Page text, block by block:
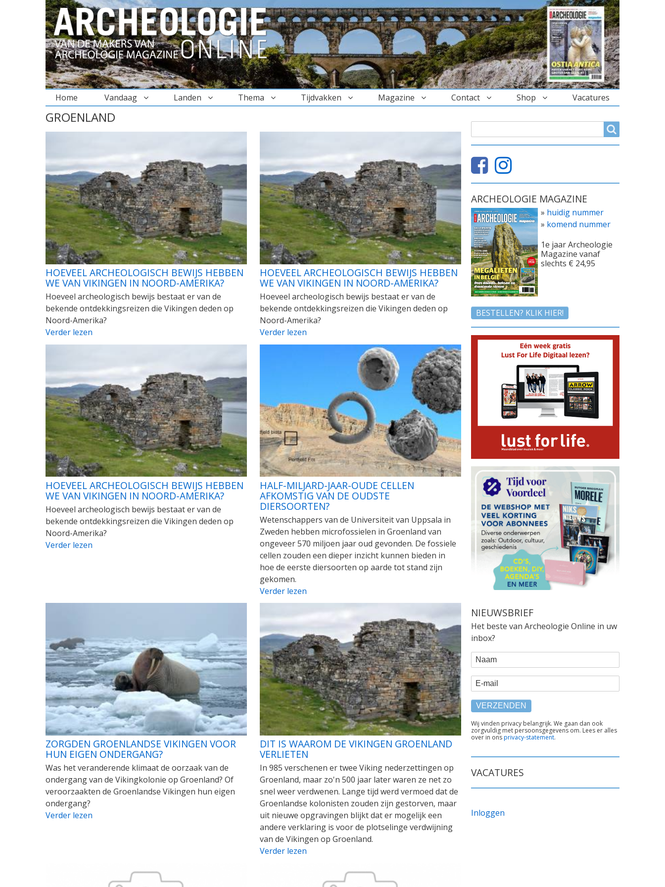
Home Vandaag Landen Thema Tijdvakken Magazine Contact Shop Vacatures
BREADCRUMBS
GROENLAND
HOEVEEL ARCHEOLOGISCH BEWIJS HEBBEN
WE VAN VIKINGEN IN NOORD-AMERIKA?
Hoeveel archeologisch bewijs bestaat er van de
bekende ontdekkingsreizen die Vikingen deden op
Noord-Amerika?
Verder lezen
HOEVEEL ARCHEOLOGISCH BEWIJS HEBBEN
WE VAN VIKINGEN IN NOORD-AMERIKA?
Hoeveel archeologisch bewijs bestaat er van de
bekende ontdekkingsreizen die Vikingen deden op
Noord-Amerika?
Verder lezen
HOEVEEL ARCHEOLOGISCH BEWIJS HEBBEN
WE VAN VIKINGEN IN NOORD-AMERIKA?
Hoeveel archeologisch bewijs bestaat er van de
bekende ontdekkingsreizen die Vikingen deden op
Noord-Amerika?
Verder lezen
HALF-MILJARD-JAAR-OUDE CELLEN
AFKOMSTIG VAN DE OUDSTE
DIERSOORTEN?
Wetenschappers van de Universiteit van Uppsala in
Zweden hebben microfossielen in Groenland van
ongeveer 570 miljoen jaar oud gevonden. De fossiele
cellen zouden een dieper inzicht kunnen bieden in
hoe de eerste diersoorten op aarde tot stand zijn
gekomen.
Verder lezen
ZORGDEN GROENLANDSE VIKINGEN VOOR
HUN EIGEN ONDERGANG?
Was het veranderende klimaat de oorzaak van de
ondergang van de Vikingkolonie op Groenland? Of
veroorzaakten de Groenlandse Vikingen hun eigen
ondergang?
Verder lezen
DIT IS WAAROM DE VIKINGEN GROENLAND
VERLIETEN
In 985 verschenen er twee Viking nederzettingen op
Groenland, maar zo'n 500 jaar later waren ze net zo
snel weer verdwenen. Lange tijd werd vermoed dat de
Groenlandse kolonisten zouden zijn gestorven, maar
uit nieuwe opgravingen blijkt dat er mogelijk een
andere verklaring is voor de plotselinge verdwijning
van de Vikingen op Groenland.
Verder lezen
ARCHEOLOGIE MAGAZINE
» huidig nummer
» komend nummer
1e jaar Archeologie
Magazine vanaf
slechts € 24,95
BESTELLEN? KLIK HIER!
NIEUWSBRIEF
Het beste van Archeologie Online in uw
inbox?
WEBFORM
Naam
E-mail
TEKST
ONDER
FORMULIER
Wij vinden privacy belangrijk. We gaan dan ook
zorgvuldig met persoonsgegevens om. Lees er alles
over in onsprivacy-statement.
VACATURES
Inloggen